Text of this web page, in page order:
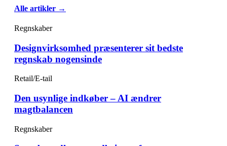
Alle artikler →
Regnskaber
Designvirksomhed præsenterer sit bedste
regnskab nogensinde
Retail/E-tail
Den usynlige indkøber – AI ændrer
magtbalancen
Regnskaber